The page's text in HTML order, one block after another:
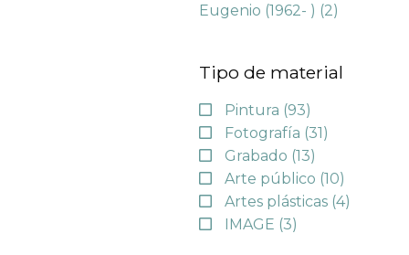
Eugenio (1962- ) (2)
Tipo de material
Pintura (93)
Fotografía (31)
Grabado (13)
Arte público (10)
Artes plásticas (4)
IMAGE (3)